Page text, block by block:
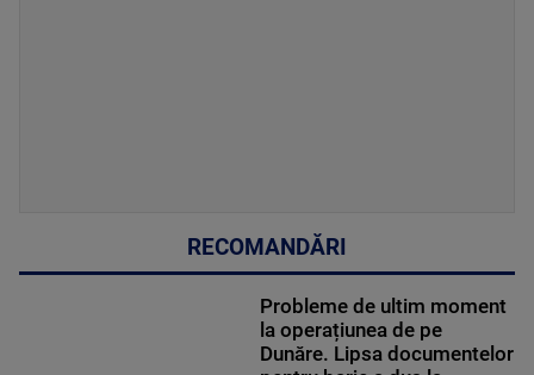
RECOMANDĂRI
Probleme de ultim moment
la operațiunea de pe
Dunăre. Lipsa documentelor